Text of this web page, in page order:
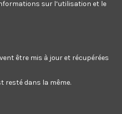
sur l’utilisation et le
être mis à jour et récupérées
resté dans la même.